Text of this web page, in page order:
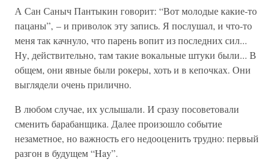
А Сан Саныч Пантыкин говорит: “Вот молодые какие-то
пацаны”, – и приволок эту запись. Я послушал, и что-то
меня так качнуло, что парень вопит из последних сил...
Ну, действительно, там такие вокальные штуки были... В
общем, они явные были рокеры, хоть и в кепочках. Они
выглядели очень прилично.
В любом случае, их услышали. И сразу посоветовали
сменить барабанщика. Далее произошло событие
незаметное, но важность его недооценить трудно: первый
разгон в будущем “Hay”.